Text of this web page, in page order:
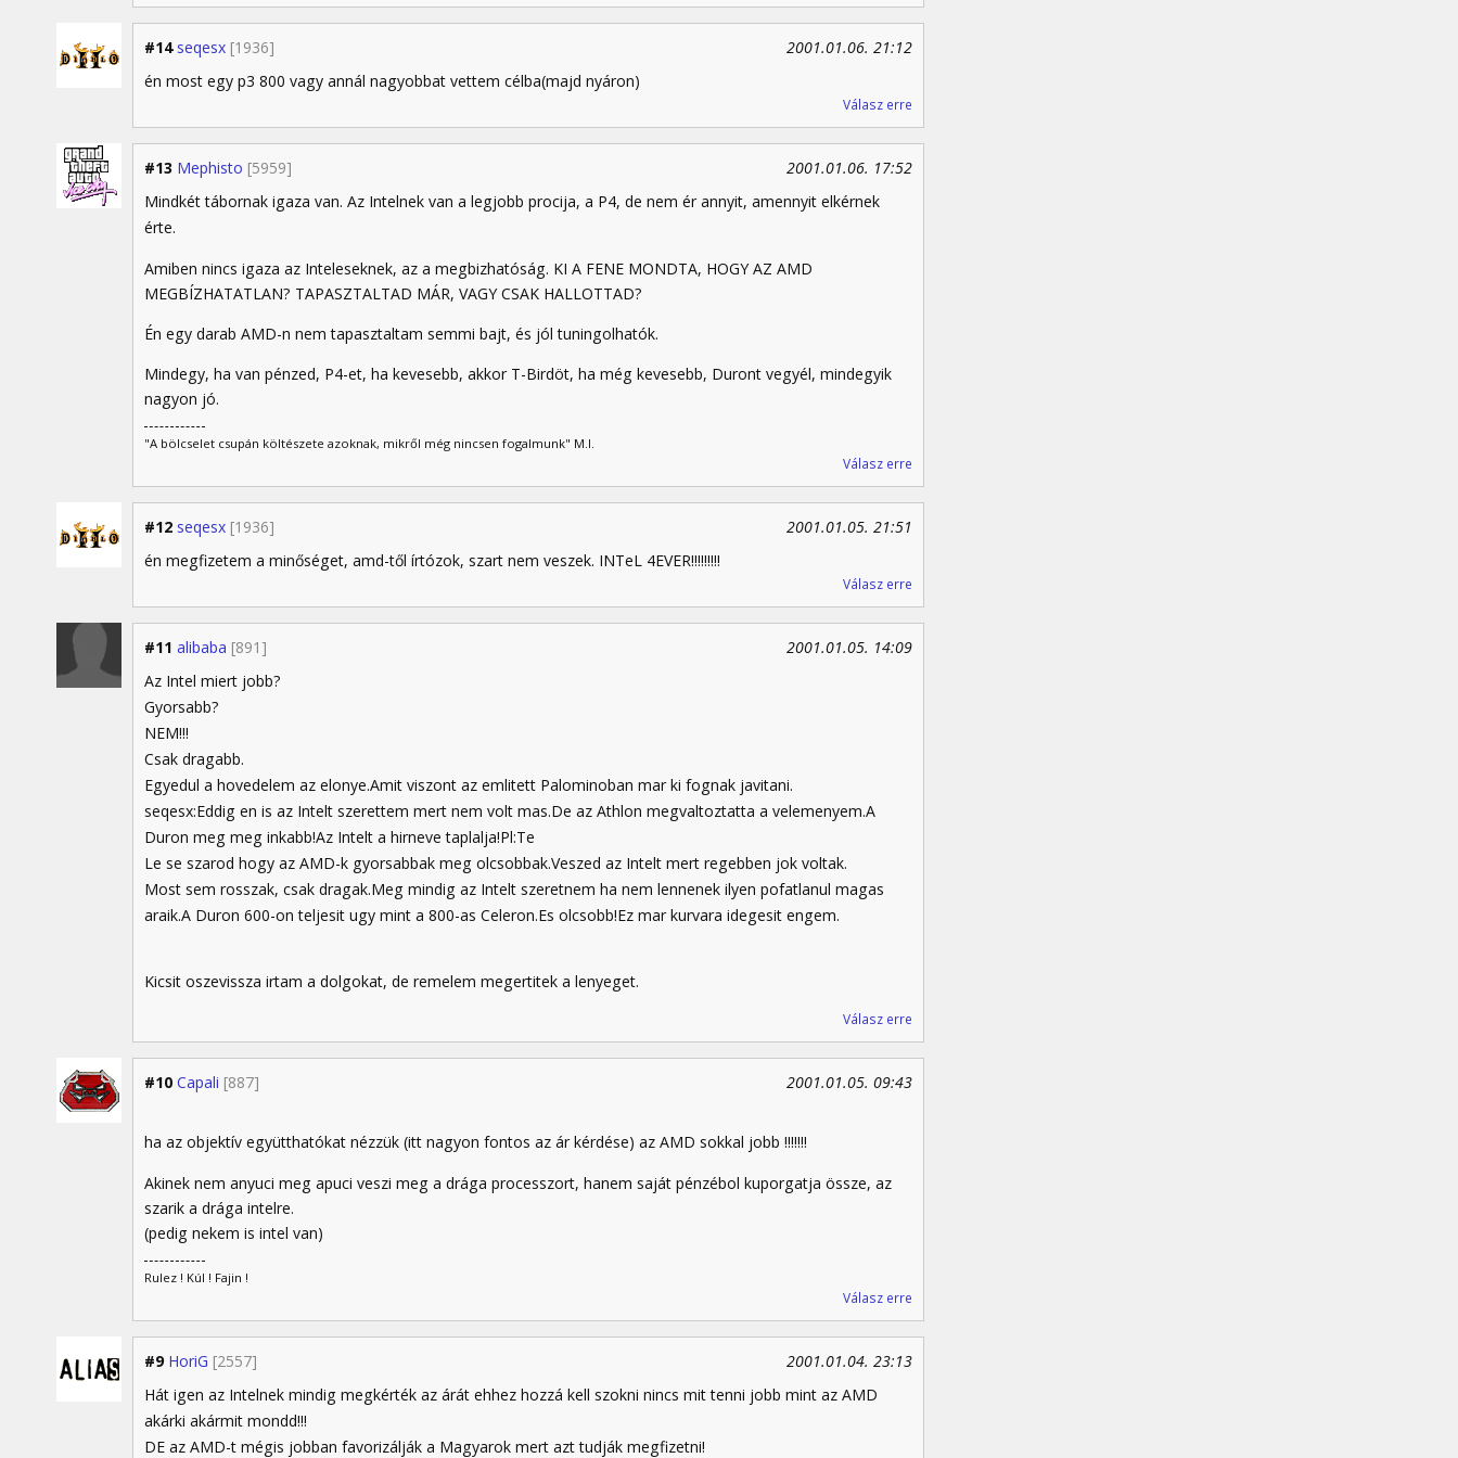
#14 seqesx [1936]
2001.01.06. 21:12
én most egy p3 800 vagy annál nagyobbat vettem célba(majd nyáron)
Válasz erre
#13 Mephisto [5959]
2001.01.06. 17:52
Mindkét tábornak igaza van. Az Intelnek van a legjobb procija, a P4, de nem ér annyit, amennyit elkérnek
érte.
Amiben nincs igaza az Inteleseknek, az a megbizhatóság. KI A FENE MONDTA, HOGY AZ AMD
MEGBÍZHATATLAN? TAPASZTALTAD MÁR, VAGY CSAK HALLOTTAD?
Én egy darab AMD-n nem tapasztaltam semmi bajt, és jól tuningolhatók.
Mindegy, ha van pénzed, P4-et, ha kevesebb, akkor T-Birdöt, ha még kevesebb, Duront vegyél, mindegyik
nagyon jó.
"A bölcselet csupán költészete azoknak, mikről még nincsen fogalmunk" M.I.
Válasz erre
#12 seqesx [1936]
2001.01.05. 21:51
én megfizetem a minőséget, amd-től írtózok, szart nem veszek. INTeL 4EVER!!!!!!!!!
Válasz erre
#11 alibaba [891]
2001.01.05. 14:09
Az Intel miert jobb?
Gyorsabb?
NEM!!!
Csak dragabb.
Egyedul a hovedelem az elonye.Amit viszont az emlitett Palominoban mar ki fognak javitani.
seqesx:Eddig en is az Intelt szerettem mert nem volt mas.De az Athlon megvaltoztatta a velemenyem.A
Duron meg meg inkabb!Az Intelt a hirneve taplalja!Pl:Te
Le se szarod hogy az AMD-k gyorsabbak meg olcsobbak.Veszed az Intelt mert regebben jok voltak.
Most sem rosszak, csak dragak.Meg mindig az Intelt szeretnem ha nem lennenek ilyen pofatlanul magas
araik.A Duron 600-on teljesit ugy mint a 800-as Celeron.Es olcsobb!Ez mar kurvara idegesit engem.
Kicsit oszevissza irtam a dolgokat, de remelem megertitek a lenyeget.
Válasz erre
#10 Capali [887] 2001.01.05. 09:43
ha az objektív együtthatókat nézzük (itt nagyon fontos az ár kérdése) az AMD sokkal jobb !!!!!!!
Akinek nem anyuci meg apuci veszi meg a drága processzort, hanem saját pénzébol kuporgatja össze, az
szarik a drága intelre.
(pedig nekem is intel van)
Rulez ! Kúl ! Fajin !
Válasz erre
#9 HoriG [2557]
2001.01.04. 23:13
Hát igen az Intelnek mindig megkérték az árát ehhez hozzá kell szokni nincs mit tenni jobb mint az AMD
akárki akármit mondd!!!
DE az AMD-t mégis jobban favorizálják a Magyarok mert azt tudják megfizetni!